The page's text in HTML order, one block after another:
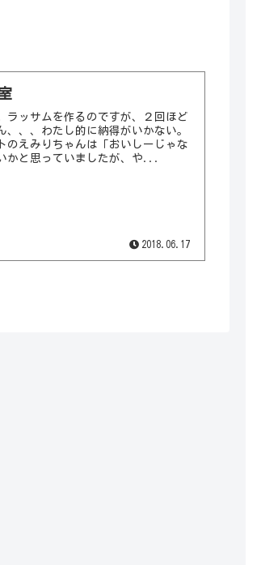
ラッサムを作るのですが、２回ほど
、、わたし的に納得がいかない。
のえみりちゃんは「おいしーじゃな
かと思っていましたが、や...
2018.06.17